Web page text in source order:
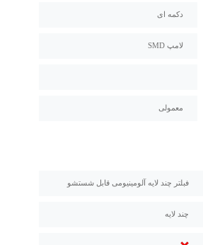
دکمه ای
لامپ SMD
معمولی
فبلتر چند لایه آلومینیومی قابل شستشو
چند لایه